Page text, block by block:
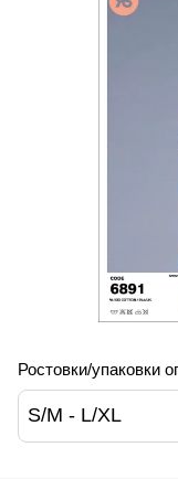
Ростовки/упаковки
S/M - L/XL